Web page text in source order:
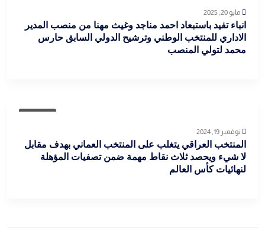
مايو 20, 2025
انباء تفيد باستبعاد احمد مناجد وغيث مهنا من منصب المدير
الاداري للمنتخب الوطني وترشيح الدولي السابق حارس
محمد لتولي المنصب
نوفمبر 19, 2024
المنتخب العراقي يتغلب على المنتخب العماني بهدف مقابل
لا شيء ويحصد ثلاث نقاط مهمة ضمن تصفيات المؤهلة
لنهائيات كأس العالم